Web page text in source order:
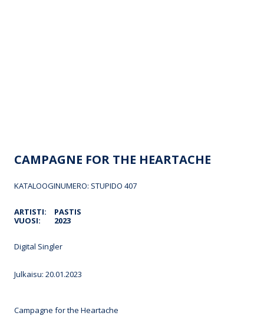
CAMPAGNE FOR THE HEARTACHE
KATALOOGINUMERO: STUPIDO 407
ARTISTI:
PASTIS
VUOSI:
2023
Digital Singler
Julkaisu: 20.01.2023
Campagne for the Heartache